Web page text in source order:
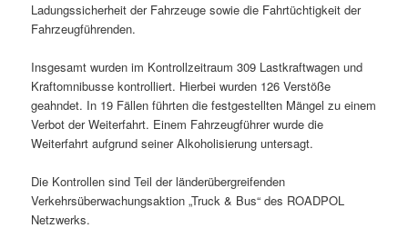
Ladungssicherheit der Fahrzeuge sowie die Fahrtüchtigkeit der
Fahrzeugführenden.
Insgesamt wurden im Kontrollzeitraum 309 Lastkraftwagen und
Kraftomnibusse kontrolliert. Hierbei wurden 126 Verstöße
geahndet. In 19 Fällen führten die festgestellten Mängel zu einem
Verbot der Weiterfahrt. Einem Fahrzeugführer wurde die
Weiterfahrt aufgrund seiner Alkoholisierung untersagt.
Die Kontrollen sind Teil der länderübergreifenden
Verkehrsüberwachungsaktion „Truck & Bus“ des ROADPOL
Netzwerks.